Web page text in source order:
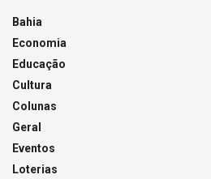
Bahia
Economia
Educação
Cultura
Colunas
Geral
Eventos
Loterias